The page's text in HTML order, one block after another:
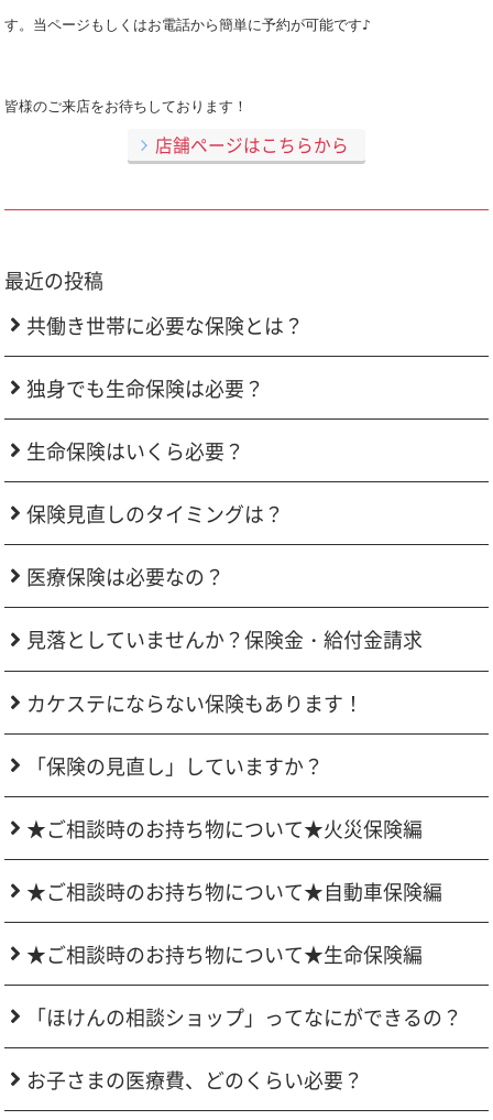
す。当ページもしくはお電話から簡単に予約が可能です♪
皆様のご来店をお待ちしております！
店舗ページはこちらから
最近の投稿
共働き世帯に必要な保険とは？
独身でも生命保険は必要？
生命保険はいくら必要？
保険見直しのタイミングは？
医療保険は必要なの？
見落としていませんか？保険金・給付金請求
カケステにならない保険もあります！
「保険の見直し」していますか？
★ご相談時のお持ち物について★火災保険編
★ご相談時のお持ち物について★自動車保険編
★ご相談時のお持ち物について★生命保険編
「ほけんの相談ショップ」ってなにができるの？
お子さまの医療費、どのくらい必要？